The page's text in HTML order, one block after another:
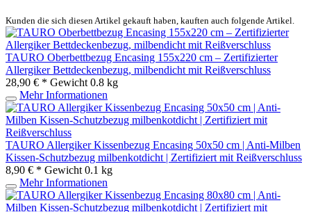
Kunden die sich diesen Artikel gekauft haben, kauften auch folgende Artikel.
TAURO Oberbettbezug Encasing 155x220 cm – Zertifizierter
Allergiker Bettdeckenbezug, milbendicht mit Reißverschluss
28,90 € * Gewicht 0.8 kg
Mehr Informationen
TAURO Allergiker Kissenbezug Encasing 50x50 cm | Anti-Milben
Kissen-Schutzbezug milbenkotdicht | Zertifiziert mit Reißverschluss
8,90 € * Gewicht 0.1 kg
Mehr Informationen